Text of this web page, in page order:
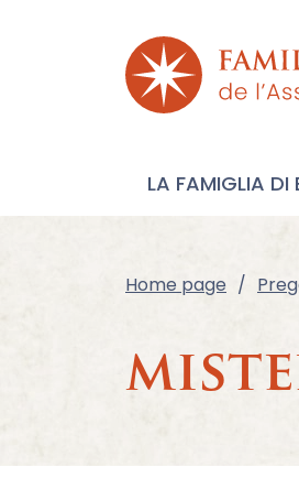
LA FAMIGLIA DI
Home page